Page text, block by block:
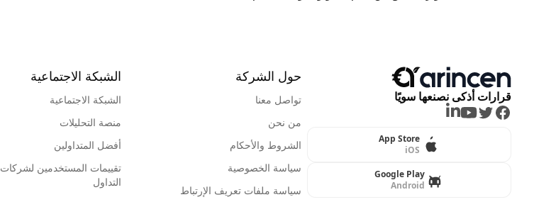
قرارات أذكى نصنعها سويًا
Facebook
Twitter
Youtube
LinkedIn
App Store
iOS
Google Play
Android
حول الشركة
تواصل معنا
من نحن
الشروط والأحكام
سياسة الخصوصية
سياسة ملفات تعريف الإرتباط
الشبكة الاجتماعية
الشبكة الاجتماعية
منصة التحليلات
أفضل المتداولين
تقييمات المستخدمين لشركات
التداول